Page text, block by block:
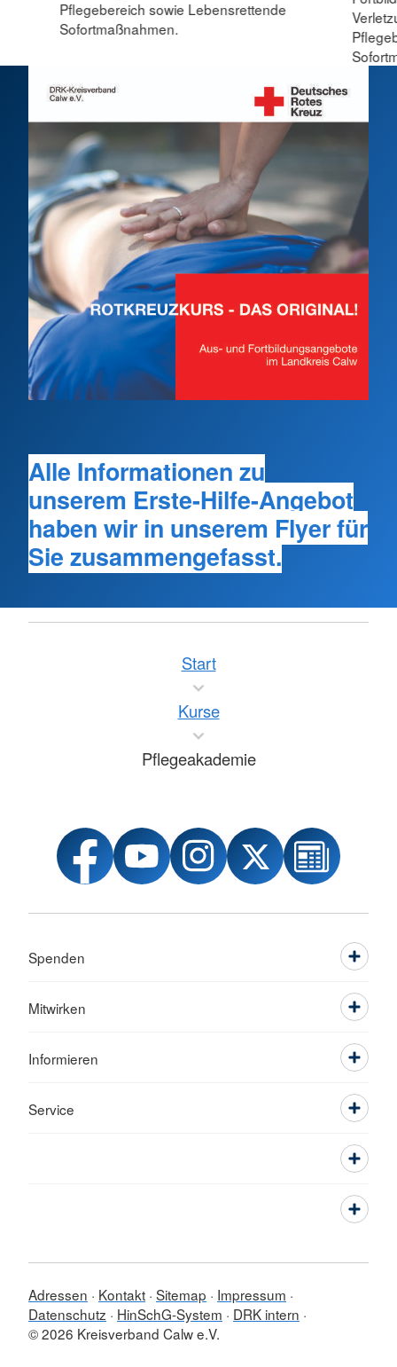
Pflegebereich sowie Lebensrettende
Sofortmaßnahmen.
Alle Informationen zu
unserem Erste-Hilfe-Angebot
haben wir in unserem Flyer für
Sie zusammengefasst.
Start
Kurse
Pflegeakademie
Spenden
Mitwirken
Informieren
Service
Adressen Kontakt Sitemap
Impressum
Datenschutz
HinSchG-System
DRK intern
© 2026 Kreisverband Calw e.V.